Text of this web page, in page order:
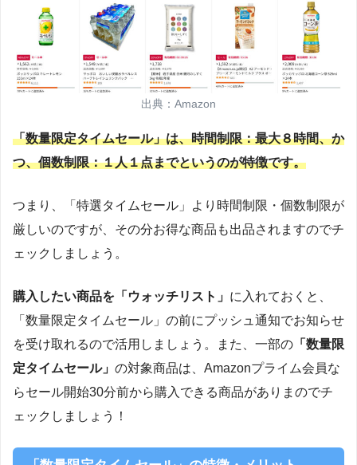
出典：Amazon
「数量限定タイムセール」は、時間制限：最大８時間、か
つ、個数制限：１人１点までというのが特徴です。
つまり、「特選タイムセール」より時間制限・個数制限が
厳しいのですが、その分お得な商品も出品されますのでチ
ェックしましょう。
購入したい商品を「ウォッチリスト」 に入れておくと、
「数量限定タイムセール」の前にプッシュ通知でお知らせ
を受け取れるので活用しましょう。また、一部の 「数量限
定タイムセール」 の対象商品は、Amazonプライム会員な
らセール開始30分前から購入できる商品がありまのでチ
ェックしましょう！